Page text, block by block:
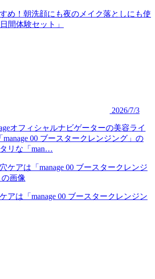
め！朝洗顔にも夜のメイク落としにも使
間体験セット」
2026/7/3
オフィシャルナビゲーターの美容ライ
00 ブースタークレンジング」の
リな「man…
アは「manage 00 ブースタークレンジン